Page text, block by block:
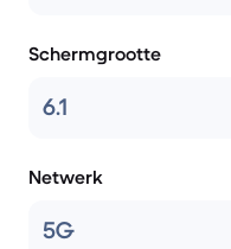
Schermgrootte
6.1
Netwerk
5G